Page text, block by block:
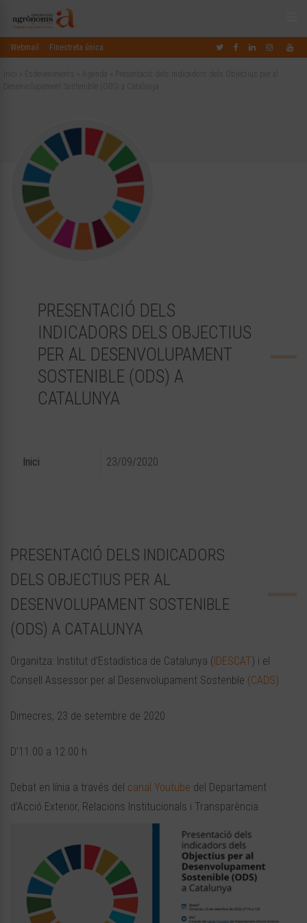
Webmail Finestreta única
PRESENTACIÓ DELS
INDICADORS DELS OBJECTIUS
PER AL DESENVOLUPAMENT
SOSTENIBLE (ODS) A
CATALUNYA
Inici 23/09/2020
PRESENTACIÓ DELS INDICADORS
DELS OBJECTIUS PER AL
DESENVOLUPAMENT SOSTENIBLE
(ODS) A CATALUNYA
Organitza: Institut d’Estadística de Catalunya ( IDESCAT) i el
Consell Assessor per al Desenvolupament Sostenble (CADS)
Dimecres, 23 de setembre de 2020
D’11.00 a 12.00 h
Debat en línia a través del canal Youtube del Departament
d’Acció Exterior, Relacions Institucionals i Transparència